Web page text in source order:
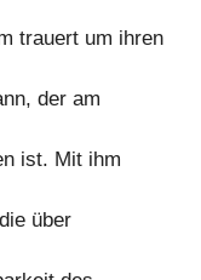
trauert um ihren
der am
ist. Mit ihm
über